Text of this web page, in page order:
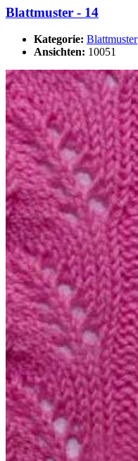
Blattmuster - 14
Kategorie: Blattmuster
Ansichten: 10051